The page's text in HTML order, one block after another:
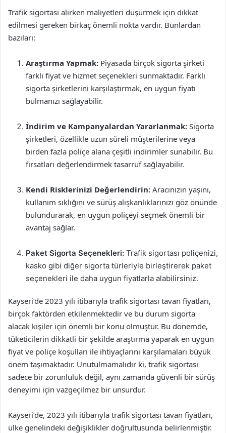
Trafik sigortası alırken maliyetleri düşürmek için dikkat
edilmesi gereken birkaç önemli nokta vardır. Bunlardan
bazıları:
Araştırma Yapmak: Piyasada birçok sigorta şirketi
farklı fiyat ve hizmet seçenekleri sunmaktadır. Farklı
sigorta şirketlerini karşılaştırmak, en uygun fiyatı
bulmanızı sağlayabilir.
İndirim ve Kampanyalardan Yararlanmak: Sigorta
şirketleri, özellikle uzun süreli müşterilerine veya
birden fazla poliçe alana çeşitli indirimler sunabilir. Bu
fırsatları değerlendirmek tasarruf sağlayabilir.
Kendi Risklerinizi Değerlendirin: Aracınızın yaşını,
kullanım sıklığını ve sürüş alışkanlıklarınızı göz önünde
bulundurarak, en uygun poliçeyi seçmek önemli bir
avantaj sağlar.
Paket Sigorta Seçenekleri: Trafik sigortası poliçenizi,
kasko gibi diğer sigorta türleriyle birleştirerek paket
seçenekleri ile daha uygun fiyatlarla alabilirsiniz.
Kayseri’de 2023 yılı itibarıyla trafik sigortası tavan fiyatları,
birçok faktörden etkilenmektedir ve bu durum sigorta
alacak kişiler için önemli bir konu olmuştur. Bu dönemde,
tüketicilerin dikkatli bir şekilde araştırma yaparak en uygun
fiyat ve poliçe koşulları ile ihtiyaçlarını karşılamaları büyük
önem taşımaktadır. Unutulmamalıdır ki, trafik sigortası
sadece bir zorunluluk değil, aynı zamanda güvenli bir sürüş
deneyimi için vazgeçilmez bir unsurdur.
Kayseri’de, 2023 yılı itibarıyla trafik sigortası tavan fiyatları,
ülke genelindeki değişiklikler doğrultusunda belirlenmiştir.